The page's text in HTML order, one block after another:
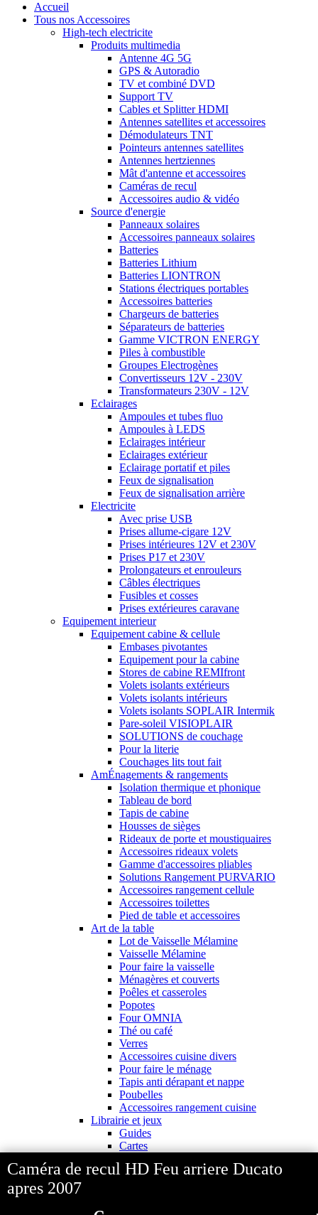
Caméra de recul HD Feu arriere Ducato
apres 2007
Accueil
Tous nos Accessoires
High-tech electricite
Produits multimedia
Antenne 4G 5G
GPS & Autoradio
TV et combiné DVD
Support TV
Cables et Splitter HDMI
Antennes satellites et accessoires
Démodulateurs TNT
Pointeurs antennes satellites
Antennes hertziennes
Mât d'antenne et accessoires
Caméras de recul
Accessoires audio & vidéo
Source d'energie
Panneaux solaires
Accessoires panneaux solaires
Batteries
Batteries Lithium
Batteries LIONTRON
Stations électriques portables
Accessoires batteries
Chargeurs de batteries
Séparateurs de batteries
Gamme VICTRON ENERGY
Piles à combustible
Groupes Electrogènes
Convertisseurs 12V - 230V
Transformateurs 230V - 12V
Eclairages
Ampoules et tubes fluo
Ampoules à LEDS
Eclairages intérieur
Eclairages extérieur
Eclairage portatif et piles
Feux de signalisation
Feux de signalisation arrière
Electricite
Avec prise USB
Prises allume-cigare 12V
Prises intérieures 12V et 230V
Prises P17 et 230V
Prolongateurs et enrouleurs
Câbles électriques
Fusibles et cosses
Prises extérieures caravane
Equipement interieur
Equipement cabine & cellule
Embases pivotantes
Equipement pour la cabine
Stores de cabine REMIfront
Volets isolants extérieurs
Volets isolants intérieurs
Volets isolants SOPLAIR Intermik
Pare-soleil VISIOPLAIR
SOLUTIONS de couchage
Pour la literie
Couchages lits tout fait
AmÉnagements & rangements
Isolation thermique et phonique
Tableau de bord
Tapis de cabine
Housses de sièges
Rideaux de porte et moustiquaires
Accessoires rideaux volets
Gamme d'accessoires pliables
Solutions Rangement PURVARIO
Accessoires rangement cellule
Accessoires toilettes
Pied de table et accessoires
Art de la table
Lot de Vaisselle Mélamine
Vaisselle Mélamine
Pour faire la vaisselle
Ménagères et couverts
Poêles et casseroles
Popotes
Four OMNIA
Thé ou café
Verres
Accessoires cuisine divers
Pour faire le ménage
Tapis anti dérapant et nappe
Poubelles
Accessoires rangement cuisine
Librairie et jeux
Guides
Cartes
Animaux en camping-car
Equipement exterieur